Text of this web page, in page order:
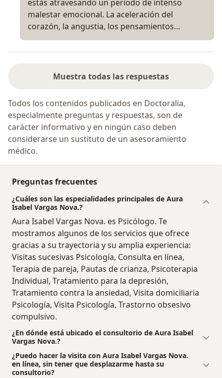
estás atravesando un periodo de intenso
malestar emocional. La aceleración del
corazón, la angustia, los pensamientos…
Muestra todas las respuestas
Todos los contenidos publicados en Doctoralia,
especialmente preguntas y respuestas, son de
carácter informativo y en ningún caso deben
considerarse un sustituto de un asesoramiento
médico.
Preguntas frecuentes
¿Cuáles son las especialidades principales de Aura
Isabel Vargas Nova.?
Aura Isabel Vargas Nova. es Psicólogo. Te
mostramos algunos de los servicios que ofrece
gracias a su trayectoria y su amplia experiencia:
Visitas sucesivas Psicología, Consulta en línea,
Terapia de pareja, Pautas de crianza, Psicoterapia
Individual, Tratamiento para la depresión,
Tratamiento contra la ansiedad, Visita domiciliaria
Psicología, Visita Psicología, Trastorno obsesivo
compulsivo.
¿En dónde está ubicado el consultorio de Aura Isabel
Vargas Nova.?
¿Puedo hacer la visita con Aura Isabel Vargas Nova.
en línea, sin tener que desplazarme hasta su
consultorio?